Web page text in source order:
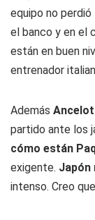
equipo no
el banco y en el
están en buen
entrenador
Además
partido ante los
cómo están
exigente. Japón
intenso. Creo